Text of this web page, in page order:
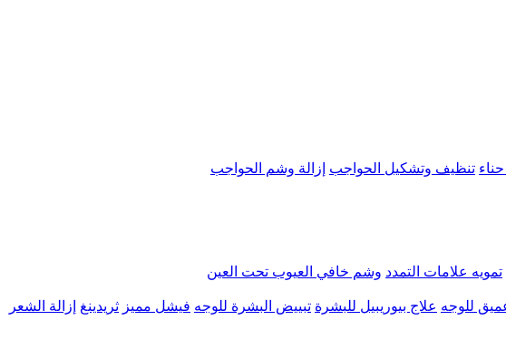
تنظيف وتشكيل الحواجب إزالة وشم الحواجب
تمويه علامات التمدد وشم خافي العيوب تحت العين
للوجه علاج بيوريبيل للبشرة تبييض البشرة للوجه فيشل مميز ثريدينغ إزالة الشعر